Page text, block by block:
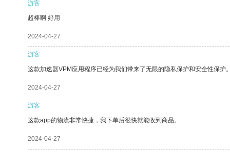
游客
超棒啊 好用
2024-04-27
游客
这款加速器VPM应用程序已经为我们带来了无限的隐私保护和安全性保护
2024-04-27
游客
这款app的物流非常快捷，我下单后很快就能收到商品。
2024-04-27